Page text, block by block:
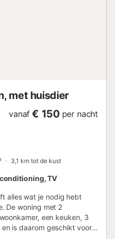
met huisdier
vanaf € 150 per nacht
3,1 km tot de kust
TV
alles wat je nodig hebt
De woning met 2
een keuken, 3
is daarom geschikt voor